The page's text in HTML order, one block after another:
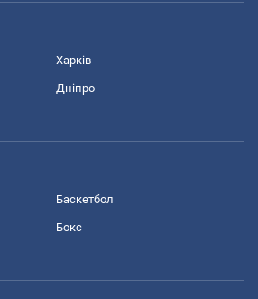
Харків
Дніпро
Баскетбол
Бокс